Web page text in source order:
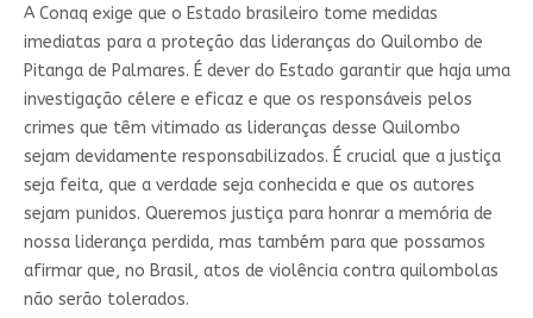
A Conaq exige que o Estado brasileiro tome medidas
imediatas para a proteção das lideranças do Quilombo de
Pitanga de Palmares. É dever do Estado garantir que haja uma
investigação célere e eficaz e que os responsáveis pelos
crimes que têm vitimado as lideranças desse Quilombo
sejam devidamente responsabilizados. É crucial que a justiça
seja feita, que a verdade seja conhecida e que os autores
sejam punidos. Queremos justiça para honrar a memória de
nossa liderança perdida, mas também para que possamos
afirmar que, no Brasil, atos de violência contra quilombolas
não serão tolerados.